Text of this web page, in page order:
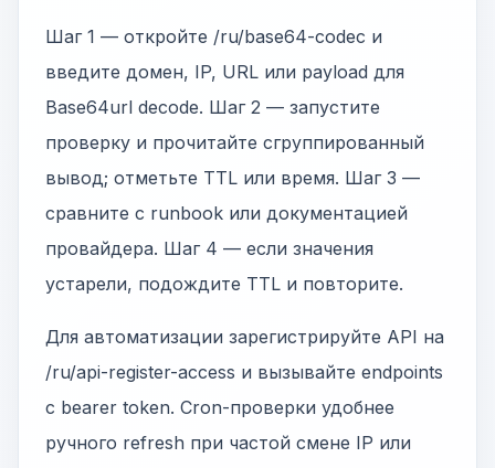
Шаг 1 — откройте /ru/base64-codec и
введите домен, IP, URL или payload для
Base64url decode. Шаг 2 — запустите
проверку и прочитайте сгруппированный
вывод; отметьте TTL или время. Шаг 3 —
сравните с runbook или документацией
провайдера. Шаг 4 — если значения
устарели, подождите TTL и повторите.
Для автоматизации зарегистрируйте API на
/ru/api-register-access и вызывайте endpoints
с bearer token. Cron-проверки удобнее
ручного refresh при частой смене IP или